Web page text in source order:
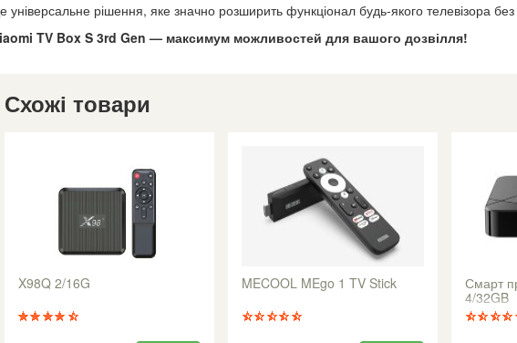
універсальне рішення, яке значно розширить функціонал будь-якого телевізора без
TV Box S 3rd Gen — максимум можливостей для вашого дозвілля!
Схожі товари
X98Q 2/16G MECOOL MEgo 1 TV Stick
Смарт
4/32GB